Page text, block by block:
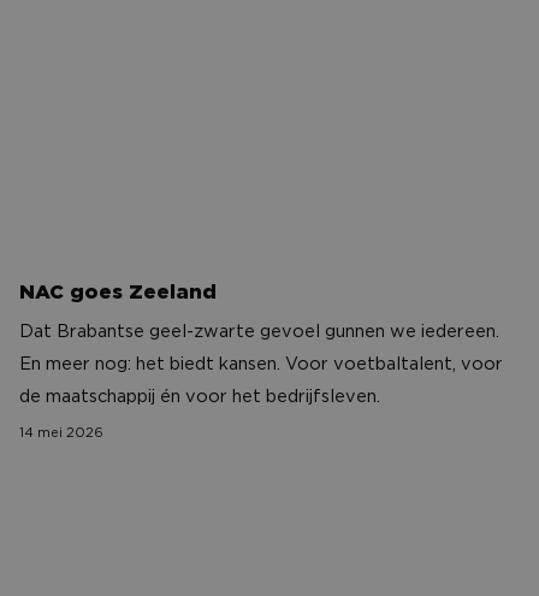
NAC goes Zeeland
Dat Brabantse geel-zwarte gevoel gunnen we iedereen.
En meer nog: het biedt kansen. Voor voetbaltalent, voor
de maatschappij én voor het bedrijfsleven.
14 mei 2026